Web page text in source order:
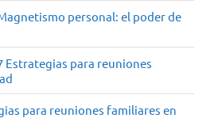
personal: el poder de
Estrategias para reuniones
para reuniones familiares en